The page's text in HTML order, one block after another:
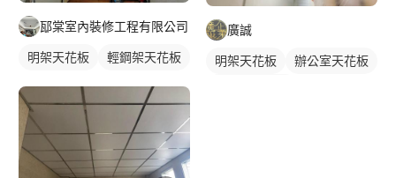
邷棠室內裝修工程有限公司
明架天花板 輕鋼架天花板
廣誠
明架天花板
辦公室天花板